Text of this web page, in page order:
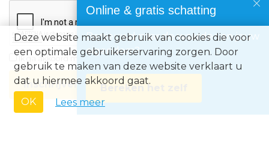
Online & gratis schatting
Benieuwd naar de waarde van jouw
eigendom?
Bereken het zelf
Ik ga akkoord met de privacyvoorwaarden
Inschrijven
Deze website maakt gebruik van cookies die voor
een optimale gebruikerservaring zorgen. Door
gebruik te maken van deze website verklaart u
dat u hiermee akkoord gaat.
OK
Lees meer